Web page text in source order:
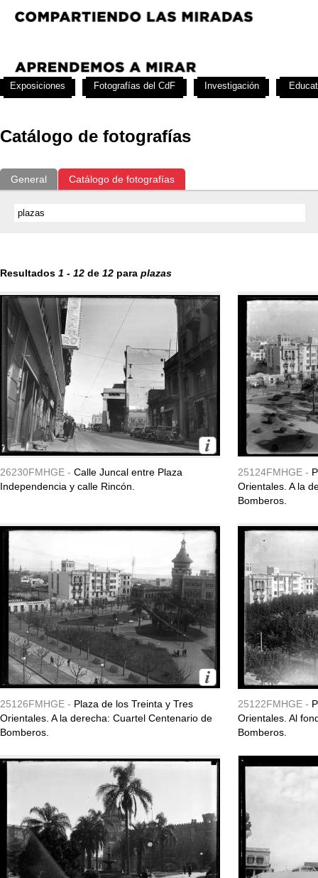
Catálogo de fotografías
General Catálogo de fotografías
Resultados 1 - 12 de 12 para plazas
26230FMHGE - Calle Juncal entre Plaza
Independencia y calle Rincón.
25124FMHGE -
Orientales. A la
Bomberos.
25126FMHGE - Plaza de los Treinta y Tres
Orientales. A la derecha: Cuartel Centenario de
Bomberos.
25122FMHGE -
Orientales. Al
Bomberos.
Exposiciones Fotografías del CdF Investigación